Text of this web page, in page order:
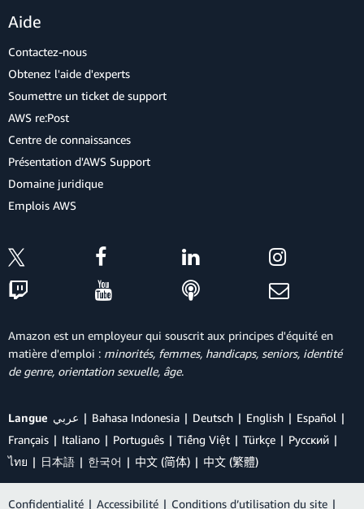
Aide
Contactez-nous
Obtenez l'aide d'experts
Soumettre un ticket de support
AWS re:Post
Centre de connaissances
Présentation d'AWS Support
Domaine juridique
Emplois AWS
Amazon est un employeur qui souscrit aux principes d'équité en
matière d'emploi : minorités, femmes, handicaps, seniors, identité
de genre, orientation sexuelle, âge.
Langue عربي Bahasa Indonesia Deutsch English
Español
Français
Italiano Português Tiếng Việt Türkçe
Ρусский
ไทย
日本語 한국어 中文 (简体) 中文 (繁體)
Confidentialité | Accessibilité | Conditions d’utilisation du site |